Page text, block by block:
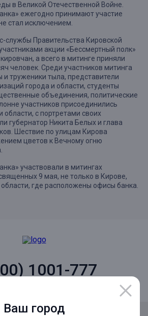
Ваш город
в Великой Отечественной Войне.
ежегодно принимают участие
стал исключением.
службы Правительства Кировской
акции «Бессмертный полк»
а всего в митинге приняли
человек. Среди участников митинга
труженики тыла, представители
города и области, студенты
объединения, политические
участников присоединились
области, с портретами своих
губернатор Никита Белых и глава
Шествие по улицам Кирова
цветов к Вечному огню
участвовали в митингах
9 мая, не только в Кирове,
где расположены офисы банка.
1001-777